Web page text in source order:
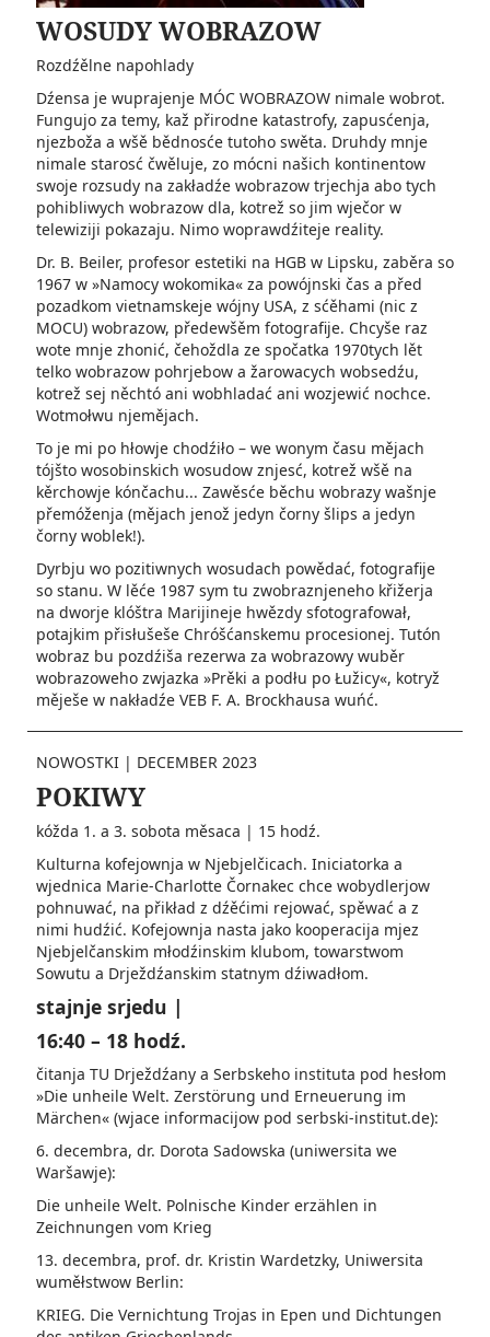
WOSUDY WOBRAZOW
Rozdźělne napohlady
Dźensa je wuprajenje MÓC WOBRAZOW nimale wobrot.
Fungujo za temy, kaž přirodne katastrofy, zapusćenja,
njezboža a wšě bědnosće tutoho swěta. Druhdy mnje
nimale starosć čwěluje, zo mócni našich kontinentow
swoje rozsudy na zakładźe wobrazow trjechja abo tych
pohibliwych wobrazow dla, kotrež so jim wječor w
telewiziji pokazaju. Nimo woprawdźiteje reality.
Dr. B. Beiler, profesor estetiki na HGB w Lipsku, zaběra so
1967 w »Namocy wokomika« za powójnski čas a před
pozadkom vietnamskeje wójny USA, z sćěhami (nic z
MOCU) wobrazow, předewšěm fotografije. Chcyše raz
wote mnje zhonić, čehoždla ze spočatka 1970tych lět
telko wobrazow pohrjebow a žarowacych wobsedźu,
kotrež sej něchtó ani wobhladać ani wozjewić nochce.
Wotmołwu njemějach.
To je mi po hłowje chodźiło – we wonym času mějach
tójšto wosobinskich wosudow znjesć, kotrež wšě na
kěrchowje kónčachu... Zawěsće běchu wobrazy wašnje
přemóženja (mějach jenož jedyn čorny šlips a jedyn
čorny woblek!).
Dyrbju wo pozitiwnych wosudach powědać, fotografije
so stanu. W lěće 1987 sym tu zwobraznjeneho křižerja
na dworje klóštra Marijineje hwězdy sfotografował,
potajkim přisłušeše Chróšćanskemu procesionej. Tutón
wobraz bu pozdźiša rezerwa za wobrazowy wuběr
wobrazoweho zwjazka »Prěki a podłu po Łužicy«, kotryž
měješe w nakładźe VEB F. A. Brockhausa wuńć.
NOWOSTKI | DECEMBER 2023
POKIWY
kóžda 1. a 3. sobota měsaca | 15 hodź.
Kulturna kofejownja w Njebjelčicach. Iniciatorka a
wjednica Marie-Charlotte Čornakec chce wobydlerjow
pohnuwać, na přikład z dźěćimi rejować, spěwać a z
nimi hudźić. Kofejownja nasta jako kooperacija mjez
Njebjelčanskim młodźinskim klubom, towarstwom
Sowutu a Drjež­dźanskim statnym dźiwadłom.
stajnje srjedu |
16:40 – 18 hodź.
čitanja TU Drježdźany a Serbskeho instituta pod hesłom
»Die unheile Welt. Zerstörung und Erneuerung im
Märchen« (wjace­ informacijow pod serbski-institut.de):
6. decembra, dr. Dorota Sadowska (uniwersita we
Waršawje):
Die unheile Welt. Polnische Kinder erzählen in
Zeichnungen vom Krieg
13. decembra, prof. dr. Kristin Wardetzky, Uniwersita
wuměłstwow Berlin:
KRIEG. Die Vernichtung Trojas in Epen und Dichtungen